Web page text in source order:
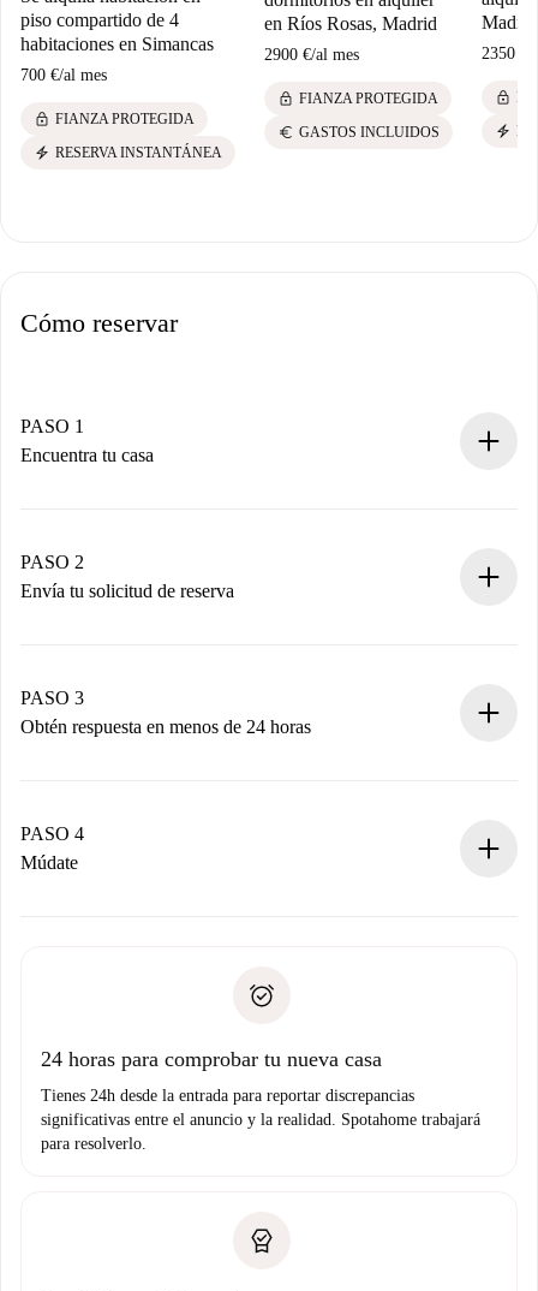
piso compartido de 4
habitaciones en Simancas
700 €/al mes
lock FIANZA PROTEGIDA
electric_bolt RESERVA INSTANTÁNEA
en Ríos Rosas, Madrid
2900 €/al mes
lock FIANZA PROTEGIDA
euro GASTOS INCLUIDOS
2350 €
lock
electric_bolt
Cómo reservar
PASO 1
Encuentra tu casa
Tienes toda la información necesaria por adelantado.
PASO 2
Envía tu solicitud de reserva
propietario acepte.
PASO 3
Obtén respuesta en menos de 24 horas
contacto con el propietario.
Si es rechazada: No te haremos ningún cargo y te
Prueba de solvencia
PASO 4
Múdate
no nos comunicas ningún problema.
24 horas para comprobar tu nueva casa
Tienes 24h desde la entrada para reportar discrepancias
significativas entre el anuncio y la realidad. Spotahome trabajará
para resolverlo.